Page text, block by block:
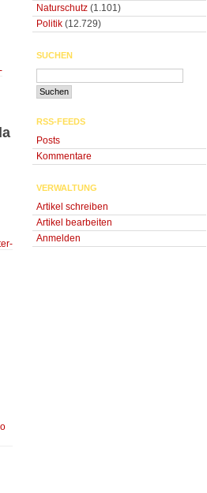
Naturschutz (1.101)
Politik (12.729)
SUCHEN
RSS-FEEDS
Posts
Kommentare
VERWALTUNG
Artikel schreiben
Artikel bearbeiten
Anmelden